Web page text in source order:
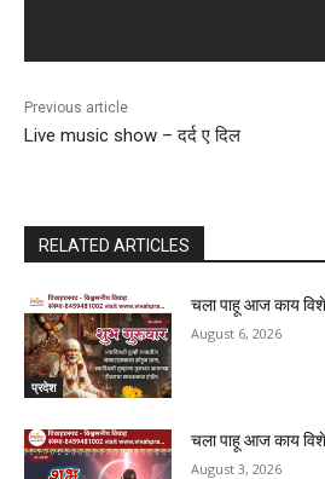
Previous article
Live music show – दर्द ए दिल
RELATED ARTICLES
प्रदेश
चला पाहू आज काय
August 6, 2026
चला पाहू आज काय
August 3, 2026